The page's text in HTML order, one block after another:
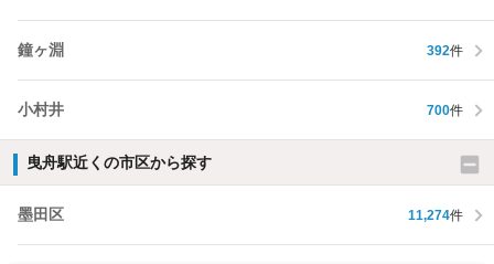
鐘ヶ淵 392件
小村井 700件
曳舟駅近くの市区から探す
墨田区 11,274件